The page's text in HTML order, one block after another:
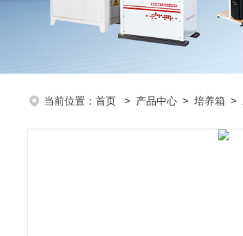
当前位置： 首页 > 产品中心 > 培养箱 >